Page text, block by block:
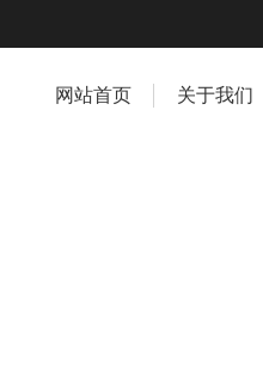
网站首页 关于我们